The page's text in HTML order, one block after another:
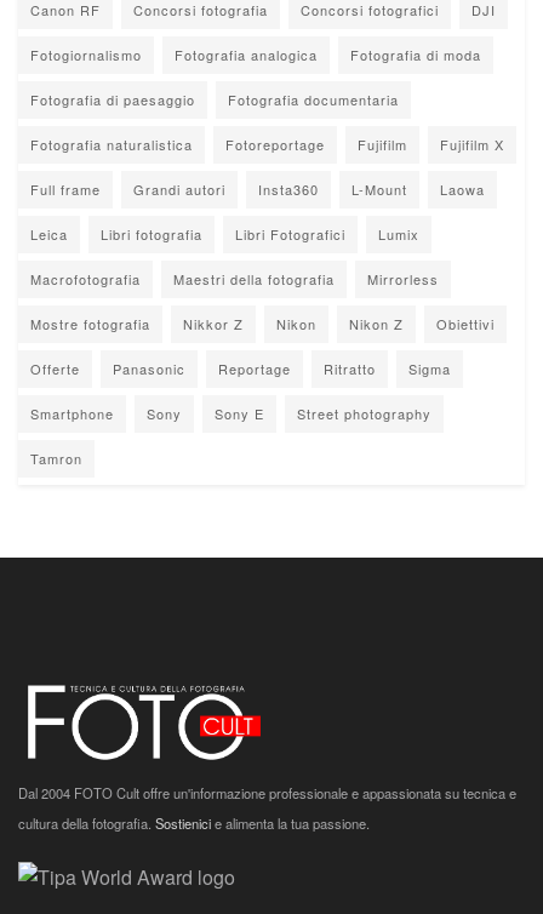
Canon RF Concorsi fotografia Concorsi fotografici DJI
Fotogiornalismo Fotografia analogica Fotografia di moda
Fotografia di paesaggio Fotografia documentaria
Fotografia naturalistica Fotoreportage Fujifilm Fujifilm X
Full frame Grandi autori Insta360 L-Mount Laowa
Leica Libri fotografia Libri Fotografici Lumix
Macrofotografia Maestri della fotografia Mirrorless
Mostre fotografia Nikkor Z Nikon Nikon Z Obiettivi
Offerte Panasonic Reportage Ritratto Sigma
Smartphone Sony Sony E Street photography
Tamron
Dal 2004 FOTO Cult offre un'informazione professionale e appassionata su tecnica e
cultura della fotografia. Sostienicie alimenta la tua passione.